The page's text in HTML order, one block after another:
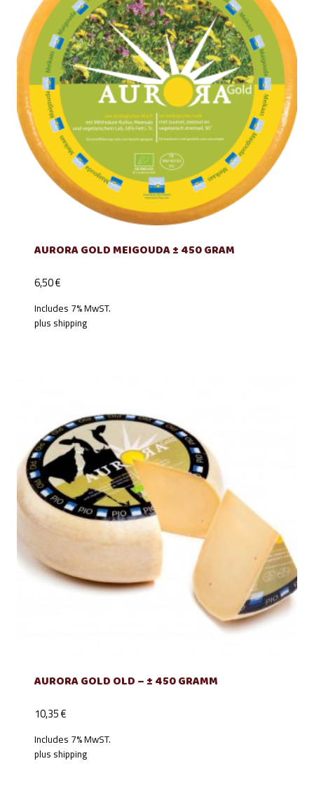
AURORA GOLD MEIGOUDA ± 450 GRAM
6,50€
Includes 7% MwST.
plus shipping
AURORA GOLD OLD – ± 450 GRAMM
10,35€
Includes 7% MwST.
plus shipping